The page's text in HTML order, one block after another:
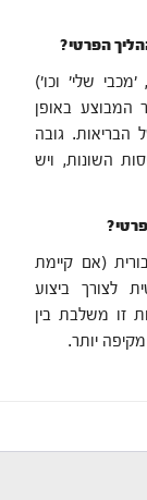
הפרטי?
שלי' וכו')
המבוצע באופן
הבריאות. גובה
השונות, ויש
(אם קיימת
לצורך ביצוע
זו משלבת בין
יותר.